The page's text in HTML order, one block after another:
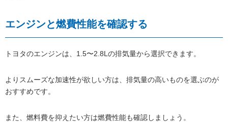
エンジンと燃費性能を確認する
トヨタのエンジンは、1.5〜2.8Lの排気量から選択できます。
よりスムーズな加速性が欲しい方は、排気量の高いものを選ぶのが
おすすめです。
また、燃料費を抑えたい方は燃費性能も確認しましょう。